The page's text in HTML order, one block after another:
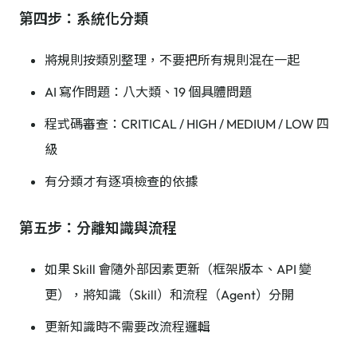
第四步：系統化分類
將規則按類別整理，不要把所有規則混在一起
AI 寫作問題：八大類、19 個具體問題
程式碼審查：CRITICAL / HIGH / MEDIUM / LOW 四
級
有分類才有逐項檢查的依據
第五步：分離知識與流程
如果 Skill 會隨外部因素更新（框架版本、API 變
更），將知識（Skill）和流程（Agent）分開
更新知識時不需要改流程邏輯